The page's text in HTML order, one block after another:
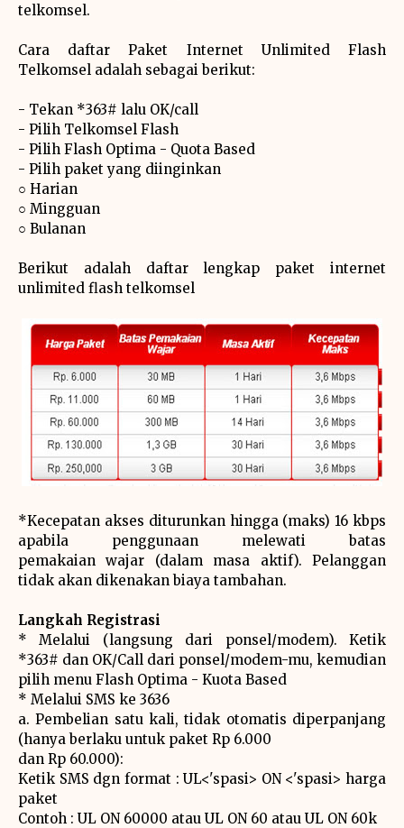
telkomsel.
Cara daftar Paket Internet Unlimited Flash
Telkomsel adalah sebagai berikut:
- Tekan *363# lalu OK/call
- Pilih Telkomsel Flash
- Pilih Flash Optima - Quota Based
- Pilih paket yang diinginkan
○ Harian
○ Mingguan
○ Bulanan
Berikut adalah daftar lengkap paket internet
unlimited flash telkomsel
*Kecepatan akses diturunkan hingga (maks) 16 kbps
apabila penggunaan melewati batas
pemakaian wajar (dalam masa aktif). Pelanggan
tidak akan dikenakan biaya tambahan.
Langkah Registrasi
* Melalui (langsung dari ponsel/modem). Ketik
*363# dan OK/Call dari ponsel/modem-mu, kemudian
pilih menu Flash Optima - Kuota Based
* Melalui SMS ke 3636
a. Pembelian satu kali, tidak otomatis diperpanjang
(hanya berlaku untuk paket Rp 6.000
dan Rp 60.000):
Ketik SMS dgn format : UL<'spasi> ON <'spasi> harga
paket
Contoh : UL ON 60000 atau UL ON 60 atau UL ON 60k